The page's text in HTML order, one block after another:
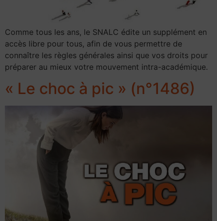
Comme tous les ans, le SNALC édite un supplément en
accès libre pour tous, afin de vous permettre de
connaître les règles générales ainsi que vos droits pour
préparer au mieux votre mouvement intra-académique.
« Le choc à pic » (n°1486)